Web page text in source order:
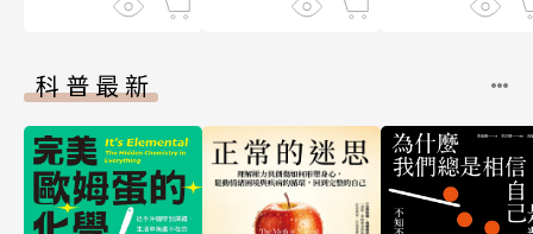
科普最新